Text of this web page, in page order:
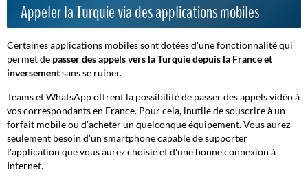
Appeler la Turquie via des applications mobiles
Certaines applications mobiles sont dotées d'une fonctionnalité qui
permet de passer des appels vers la Turquie depuis la France et
inversementsans se ruiner.
Teams et WhatsApp offrent la possibilité de passer des appels vidéo à
vos correspondants en France. Pour cela, inutile de souscrire à un
forfait mobile ou d'acheter un quelconque équipement. Vous aurez
seulement besoin d'un smartphone capable de supporter
l'application que vous aurez choisie et d'une bonne connexion à
Internet.